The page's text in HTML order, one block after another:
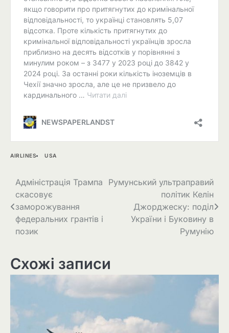
AIRLINES USA
Навігація
записів
Адміністрація Трампа
скасовує
заморожування
федеральних грантів і
позик
Румунський ультраправий
політик Келін
Джорджеску: поділ
України і Буковину в
Румунію
Схожі записи